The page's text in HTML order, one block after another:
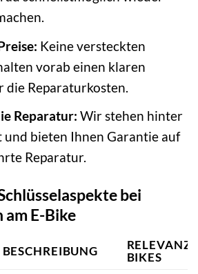
Keine versteckten
vorab einen klaren
die Reparaturkosten.
Reparatur: Wir stehen hinter
bieten Ihnen Garantie auf
Reparatur.
bei
am E-Bike
BESCHREIBUNG
RELEVANZ
BIKES